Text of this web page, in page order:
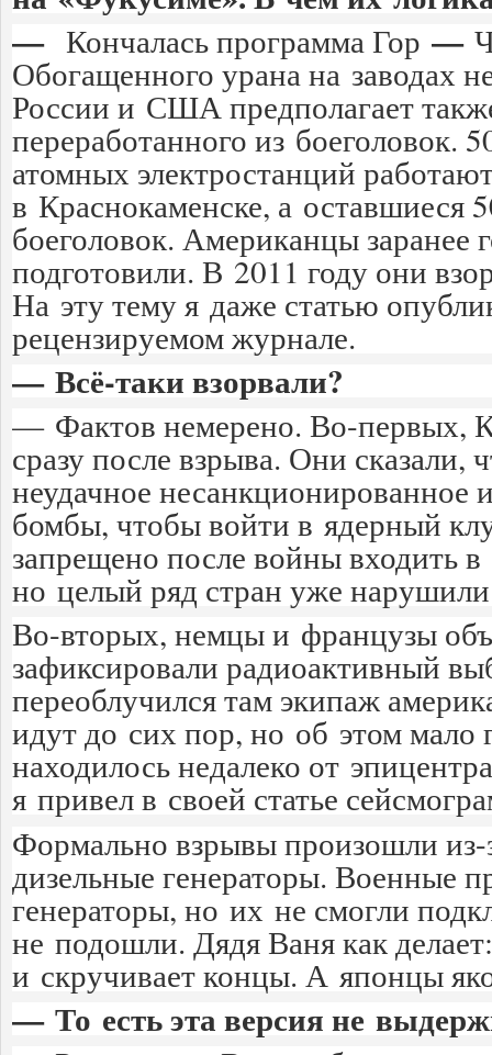
— Кончалась программа Гор —
Обогащенного урана на заводах
России и США предполагает
переработанного из боеголовок.
атомных электростанций
в Краснокаменске, а оставшиеся
боеголовок. Американцы заранее
подготовили. В 2011 году они
На эту тему я даже статью
рецензируемом журнале.
— Всё-таки взорвали?
— Фактов немерено. Во-первых,
сразу после взрыва. Они сказали,
неудачное несанкционированное
бомбы, чтобы войти в ядерный
запрещено после войны входить
но целый ряд стран уже
Во-вторых, немцы и французы
зафиксировали радиоактивный
переоблучился там экипаж
идут до сих пор, но об этом мало
находилось недалеко от
я привел в своей статье
Формально взрывы произошли из-
дизельные генераторы. Военные
генераторы, но их не смогли
не подошли. Дядя Ваня как
и скручивает концы. А японцы
— То есть эта версия не